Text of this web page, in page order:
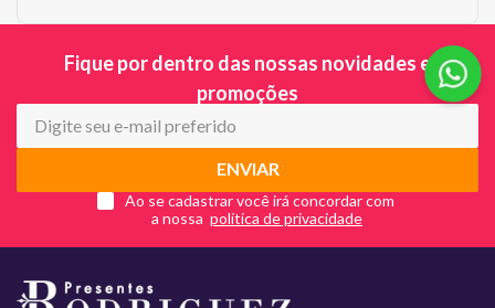
Fique por dentro das nossas novidades e
promoções
ENVIAR
Ao se cadastrar você irá concordar com
a nossa